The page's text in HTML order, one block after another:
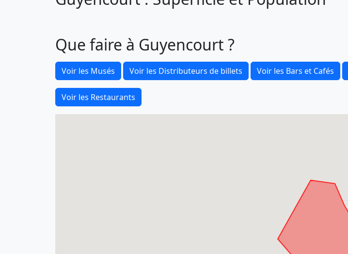
Que faire à Guyencourt ?
Voir les Musés Voir les Distributeurs de billets Voir les Bars et Cafés
Voir les Restaurants